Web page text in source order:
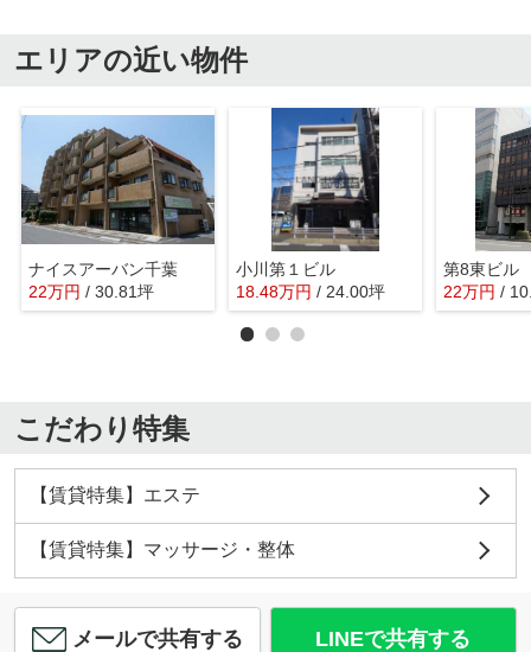
エリアの近い物件
ナイスアーバン千葉
22万円 / 30.81坪
小川第１ビル
18.48万円 / 24.00坪
第8東ビル
22万円 /
こだわり特集
【賃貸特集】エステ
【賃貸特集】マッサージ・整体
メールで共有する LINEで共有する